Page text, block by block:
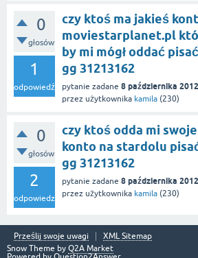
0
głosów
1
odpowiedź
czy ktoś ma jakieś
moviestarplanet.pl
by mi mógł oddać
gg 31213162
pytanie zadane 8 października 2012
przez użytkownika kamila (230)
0
głosów
2
odpowiedzi
czy ktoś odda mi swoje
konto na stardolu
gg 31213162
pytanie zadane 8 października 2012
przez użytkownika kamila (230)
Prześlij swoje uwagi
XML Sitemap
Snow Theme by Q2A Market